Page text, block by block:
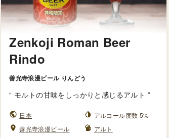
Zenkoji Roman Beer
Rindo
善光寺浪漫ビール りんどう
“ モルトの甘味をしっかりと感じるアルト ”
日本
アルコール度数 5%
善光寺浪漫ビール
アルト